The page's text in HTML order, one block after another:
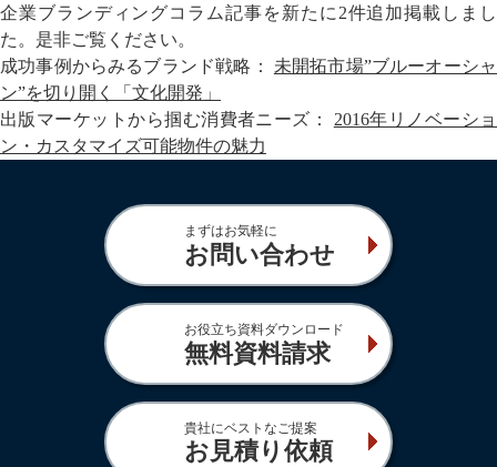
企業ブランディングコラム記事を新たに2件追加掲載しまし
た。是非ご覧ください。
成功事例からみるブランド戦略： 未開拓市場”ブルーオーシャ
ン”を切り開く「文化開発」
出版マーケットから掴む消費者ニーズ： 2016年リノベーショ
ン・カスタマイズ可能物件の魅力
まずはお気軽に
お問い合わせ
お役立ち資料ダウンロード
無料資料請求
貴社にベストなご提案
お見積り依頼